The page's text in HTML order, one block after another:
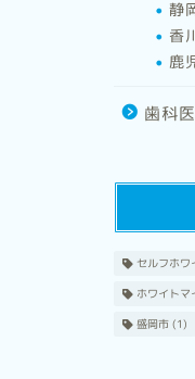
静
香
鹿
歯科
セルフホワ
ホワイトマ
盛岡市(1)